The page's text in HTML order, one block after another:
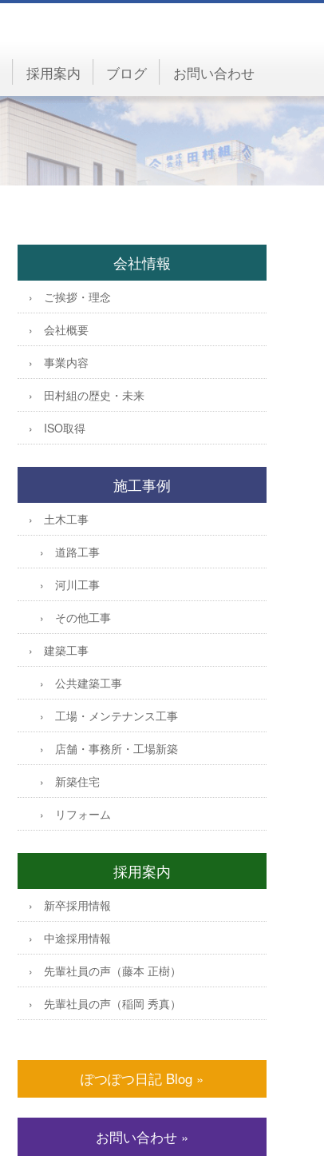
採用案内 ブログ お問い合わせ
会社情報
ご挨拶・理念
会社概要
事業内容
田村組の歴史・未来
ISO取得
施工事例
土木工事
道路工事
河川工事
その他工事
建築工事
公共建築工事
工場・メンテナンス工事
店舗・事務所・工場新築
新築住宅
リフォーム
採用案内
新卒採用情報
中途採用情報
先輩社員の声（藤本 正樹）
先輩社員の声（稲岡 秀真）
ぽつぽつ日記 Blog »
お問い合わせ »